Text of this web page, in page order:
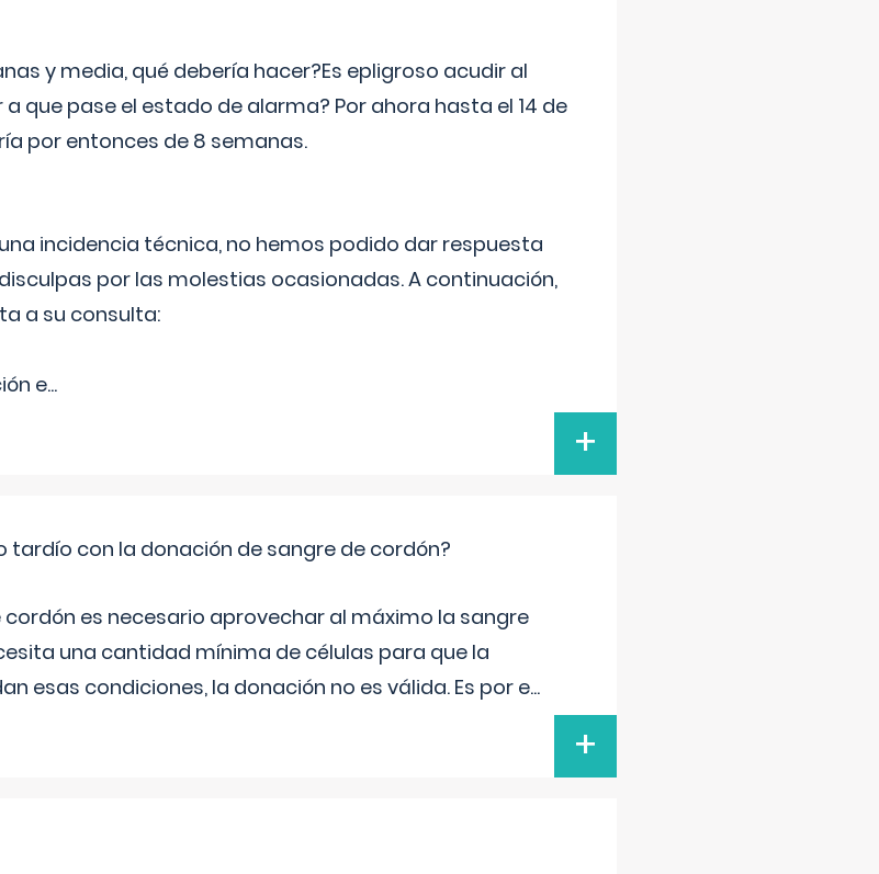
y media, qué debería hacer?Es epligroso acudir al
que pase el estado de alarma? Por ahora hasta el 14 de
por entonces de 8 semanas.
incidencia técnica, no hemos podido dar respuesta
por las molestias ocasionadas. A continuación,
a su consulta:
e...
+
tardío con la donación de sangre de cordón?
es necesario aprovechar al máximo la sangre
una cantidad mínima de células para que la
esas condiciones, la donación no es válida. Es por e...
+